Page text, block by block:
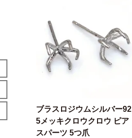
ブラスロジウムシルバー92
5メッキクロウクロウ ピア
スパーツ 5つ爪